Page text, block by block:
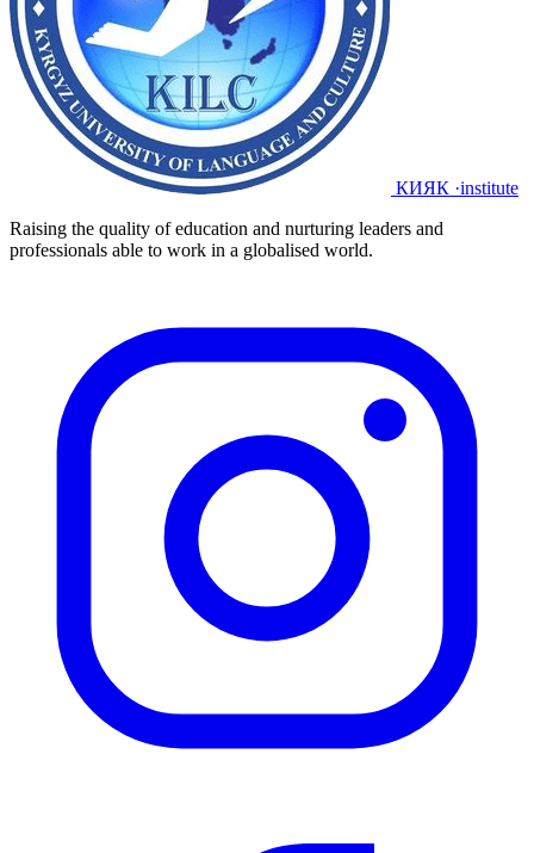
КИЯК ·institute
Raising the quality of education and nurturing leaders and
professionals able to work in a globalised world.